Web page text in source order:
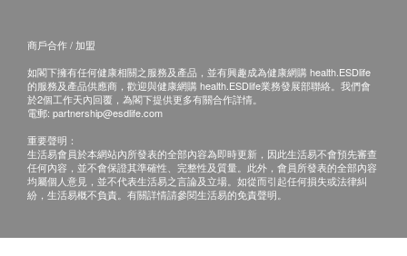
紅血球壓積量
泌尿情況
尿常規
顯微鏡下分析
小便酸鹼度
小便酮
非晶形磷酸鹽
本服務/產品由商戶提供。生活易【健康網購
health.ESDlife】並沒有經營或提供本服務/產品。
有關此服務/產品的錯漏或延誤，或因使用此服務/
產品而引致的損失、損害、受傷或法律訴訟，健康
網購health.ESDlife概不負責。一切有關的索償或
查詢，須向提供服務之體檢中心或商戶提出。
商戶合作 / 加盟
如閣下擁有任何健康相關之服務及產品，並有興趣成為健康網購 health.ESDlife
的服務及產品供應商，歡迎與健康網購 health.ESDlife業務發展部聯絡。我們會
於2個工作天內回覆，為閣下提供更多有關合作詳情。
電郵: partnership@esdlife.com
重要聲明：
生活易會員於本網站內所發表的全部內容為即時更新，因此生活易不會預先審查
任何內容，並不會保證其準確性、完整性及質量。此外，會員所發表的全部內容
均屬個人意見，並不代表生活易之言論及立場。如從而引起任何損失或法律糾
紛，生活易概不負責。有關詳情請參閱生活易的免責聲明。